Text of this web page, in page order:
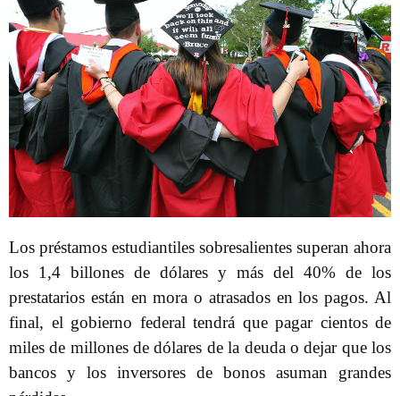
Los préstamos estudiantiles sobresalientes superan ahora
los 1,4 billones de dólares y más del 40% de los
prestatarios están en mora o atrasados ​​en los pagos. Al
final, el gobierno federal tendrá que pagar cientos de
miles de millones de dólares de la deuda o dejar que los
bancos y los inversores de bonos asuman grandes